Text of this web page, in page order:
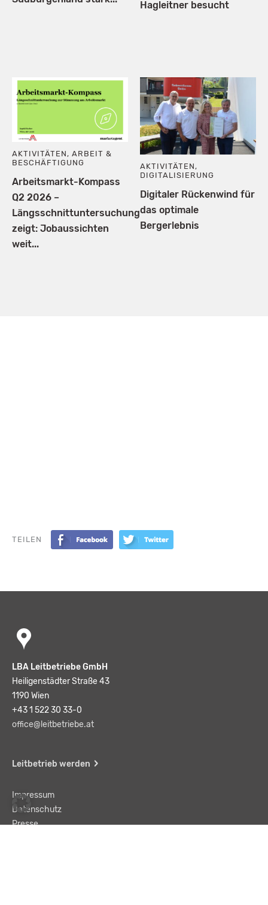
Hagleitner besucht
AKTIVITÄTEN ,ARBEIT &
BESCHÄFTIGUNG
Arbeitsmarkt-Kompass
Q2 2026 –
Längsschnittuntersuchung
zeigt: Jobaussichten
weit...
AKTIVITÄTEN ,
DIGITALISIERUNG
Digitaler Rückenwind für
das optimale
Bergerlebnis
TEILEN
LBA Leitbetriebe GmbH
Heiligenstädter Straße 43
1190 Wien
+43 1 522 30 33-0
office@leitbetriebe.at
Leitbetrieb werden
Impressum
Datenschutz
Presse